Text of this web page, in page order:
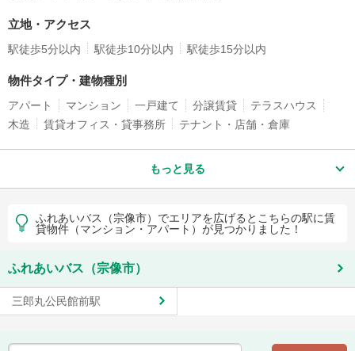
立地・アクセス
駅徒歩5分以内 駅徒歩10分以内 駅徒歩15分以内
物件タイプ・建物種別
アパート マンション 一戸建て 分譲賃貸
テラスハウス
木造
賃貸オフィス・貸事務所 テナント・店舗・倉庫
もっと見る
ふれあいバス（宗像市）でエリアを広げるとこちらの駅に賃
貸物件（マンション・アパート）が見つかりました！
ふれあいバス（宗像市）
三郎丸公民館前駅